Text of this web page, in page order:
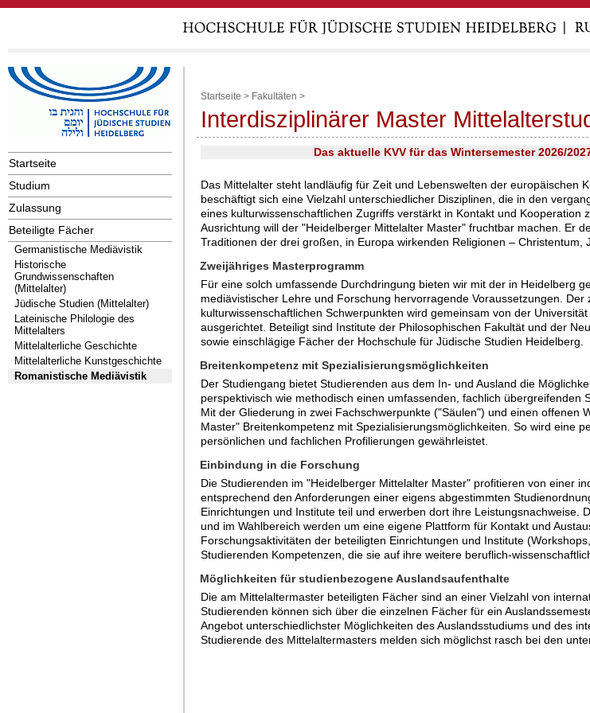
Startseite
Studium
Zulassung
Beteiligte Fächer
Germanistische Mediävistik
Historische
Grundwissenschaften
(Mittelalter)
Jüdische Studien (Mittelalter)
Lateinische Philologie des
Mittelalters
Mittelalterliche Geschichte
Mittelalterliche Kunstgeschichte
Romanistische Mediävistik
Startseite > Fakultäten >
Interdisziplinärer Master
Das aktuelle KVV für das Wintersemester 2026/
Das Mittelalter steht landläufig für Zeit und Lebenswelten der europäischen
beschäftigt sich eine Vielzahl unterschiedlicher Disziplinen, die in den
eines kulturwissenschaftlichen Zugriffs verstärkt in Kontakt und Kooperation
Ausrichtung will der "Heidelberger Mittelalter Master" fruchtbar machen. Er
Traditionen der drei großen, in Europa wirkenden Religionen – Christentum,
Zweijähriges Masterprogramm
Für eine solch umfassende Durchdringung bieten wir mit der in Heidelberg
mediävistischer Lehre und Forschung hervorragende Voraussetzungen.
kulturwissenschaftlichen Schwerpunkten wird gemeinsam von der
ausgerichtet. Beteiligt sind Institute der Philosophischen Fakultät und der
sowie einschlägige Fächer der Hochschule für Jüdische Studien Heidelberg.
Breitenkompetenz mit Spezialisierungsmöglichkeiten
Der Studiengang bietet Studierenden aus dem In- und Ausland die
perspektivisch wie methodisch einen umfassenden, fachlich übergreifenden
Mit der Gliederung in zwei Fachschwerpunkte ("Säulen") und einen offenen
Master" Breitenkompetenz mit Spezialisierungsmöglichkeiten. So wird eine
persönlichen und fachlichen Profilierungen gewährleistet.
Einbindung in die Forschung
Die Studierenden im "Heidelberger Mittelalter Master" profitieren von einer
entsprechend den Anforderungen einer eigens abgestimmten
Einrichtungen und Institute teil und erwerben dort ihre Leistungsnachweise.
und im Wahlbereich werden um eine eigene Plattform für Kontakt und
Forschungsaktivitäten der beteiligten Einrichtungen und Institute
Studierenden Kompetenzen, die sie auf ihre weitere beruflich-
Möglichkeiten für studienbezogene Auslandsaufenthalte
Die am Mittelaltermaster beteiligten Fächer sind an einer Vielzahl von
Studierenden können sich über die einzelnen Fächer für ein
Angebot unterschiedlichster Möglichkeiten des Auslandsstudiums und des
Studierende des Mittelaltermasters melden sich möglichst rasch bei den